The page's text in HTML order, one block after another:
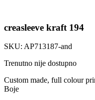
creasleeve kraft 194
SKU: AP713187-and
Trenutno nije dostupno
Custom made, full colour
Boje